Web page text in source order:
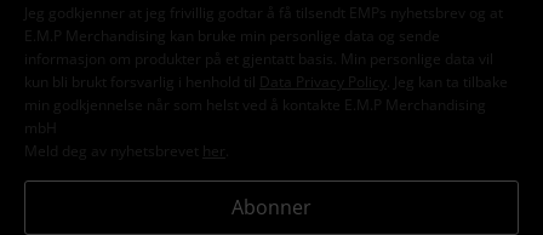
Jeg godkjenner at jeg frivillig godtar å få tilsendt EMPs nyhetsbrev og at
E.M.P Merchandising kan bruke min personlige data og sende
informasjon om produkter på et gjentatt basis. Min personlige data vil
kun bli brukt forsvarlig i henhold til
Data Privacy Policy
. Jeg kan ta tilbake
min godkjennelse når som helst ved å kontakte E.M.P Merchandising
mbH
Meld deg av nyhetsbrevet her
Abonner